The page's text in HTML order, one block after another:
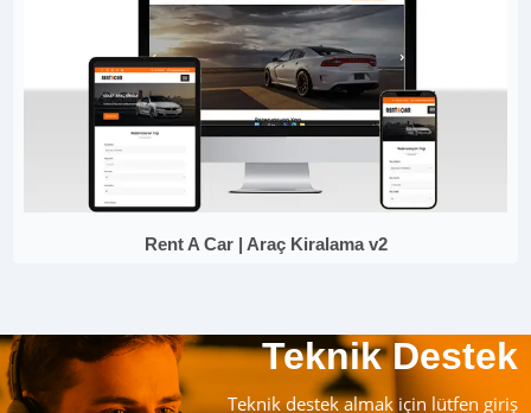
Rent A Car | Araç Kiralama v2
Teknik Destek
Teknik destek almak için lütfen giriş